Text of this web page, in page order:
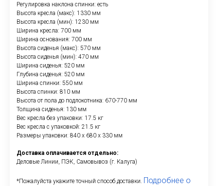
Регулировка наклона спинки: есть
Высота кресла (макс): 1330 мм
Высота кресла (мин): 1230 мм
Ширина кресла: 700 мм
Ширина основания: 700 мм
Высота сиденья (макс): 570 мм
Высота сиденья (мин): 470 мм
Ширина сиденья: 520 мм
Глубина сиденья: 520 мм
Ширина спинки: 550 мм
Высота спинки: 810 мм
Высота от пола до подлокотника: 670-770 мм
Толщина сиденья: 130 мм
Вес кресла без упаковки: 17.5 кг
Вес кресла с упаковкой: 21.5 кг
Размеры упаковки: 840 x 680 x 330 мм
Доставка оплачивается отдельно:
Деловые Линии, ПЭК, Самовывоз (г. Калуга)
*Пожалуйста укажите точный способ доставки. Подробнее о